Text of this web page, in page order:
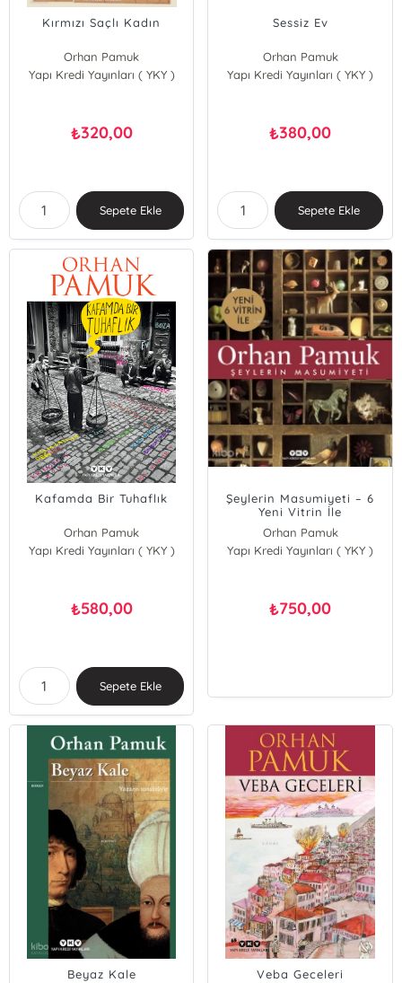
Kırmızı Saçlı Kadın
Orhan Pamuk
Yapı Kredi Yayınları ( YKY )
₺320,00
Sepete Ekle
Sessiz Ev
Orhan Pamuk
Yapı Kredi Yayınları ( YKY )
₺380,00
Sepete Ekle
Kafamda Bir Tuhaflık
Orhan Pamuk
Yapı Kredi Yayınları ( YKY )
₺580,00
Sepete Ekle
Şeylerin Masumiyeti – 6
Yeni Vitrin İle
Orhan Pamuk
Yapı Kredi Yayınları ( YKY )
₺750,00
Beyaz Kale Veba Geceleri